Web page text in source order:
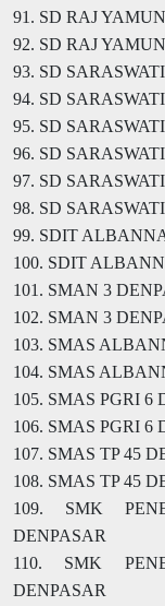
91. SD RAJ
92. SD RAJ
93. SD
94. SD
95. SD
96. SD
97. SD
98. SD
99. SDIT
100. SDIT
101. SMAN 3
102. SMAN 3
103. SMAS
104. SMAS
105. SMAS PGRI 6
106. SMAS PGRI 6
107. SMAS TP 45
108. SMAS TP 45
109. SMK
DENPASAR
110. SMK
DENPASAR